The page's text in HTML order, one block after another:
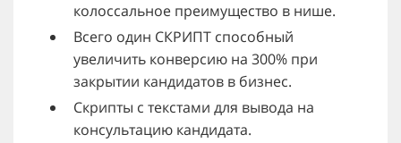
колоссальное преимущество в нише.
Всего один СКРИПТ способный
увеличить конверсию на 300% при
закрытии кандидатов в бизнес.
Скрипты с текстами для вывода на
консультацию кандидата.